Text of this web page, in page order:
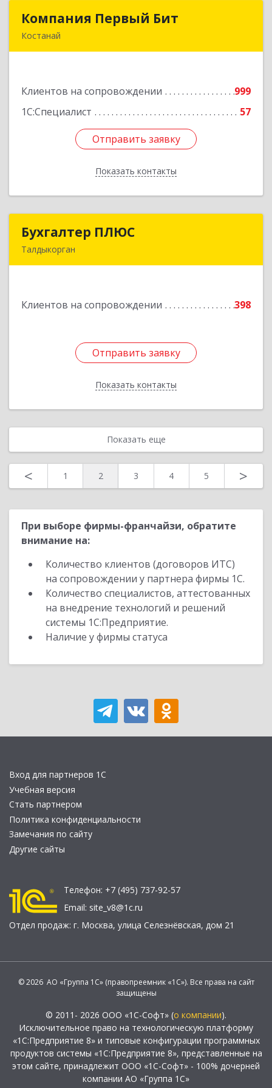
Компания Первый Бит
Костанай
Клиентов на сопровождении
999
1С:Специалист
57
Отправить заявку
Показать контакты
Компания Первый Бит
Подробнее
Отправить заявку
Назад
Бухгалтер ПЛЮС
Талдыкорган
Клиентов на сопровождении 398
Отправить заявку
Показать контакты
Подробнее
Отправить заявку
Назад
Показать еще
< 1 2 3 4 5 >
При выборе фирмы-франчайзи, обратите
внимание на:
Количество клиентов (договоров ИТС)
на сопровождении у партнера фирмы 1С.
Количество специалистов, аттестованных
на внедрение технологий и решений
системы 1С:Предприятие.
Наличие у фирмы статуса
Вход для партнеров 1С
Учебная версия
Стать партнером
Политика конфиденциальности
Замечания по сайту
Другие сайты
Телефон: +7 (495) 737-92-57
Email: site_v8@1c.ru
Отдел продаж: г. Москва, улица Селезнёвская, дом 21
© 2026 АО «Группа 1С» (правопреемник «1С»). Все права на сайт
защищены
© 2011- 2026 ООО «1С-Софт» (о компании).
Исключительное право на технологическую платформу
«1С:Предприятие 8» и типовые конфигурации программных
продуктов системы «1С:Предприятие 8», представленные на
этом сайте, принадлежит ООО «1С-Софт» - 100% дочерней
компании АО «Группа 1С»